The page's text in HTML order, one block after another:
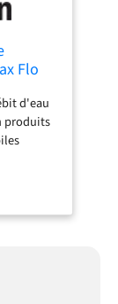
Flo
d'eau
produits